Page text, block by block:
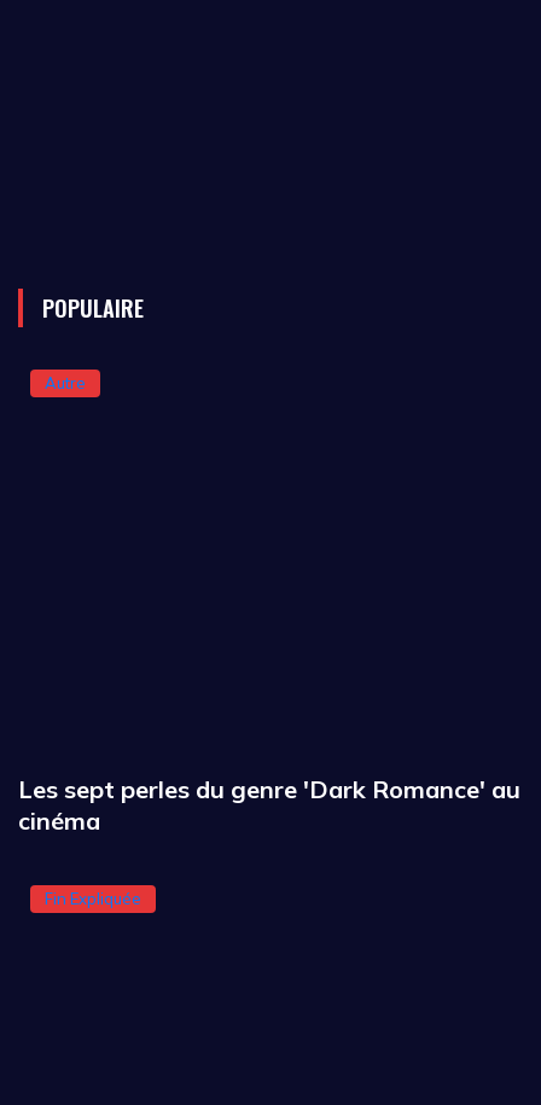
POPULAIRE
Autre
Les sept perles du genre 'Dark Romance' au
cinéma
Fin Expliquée